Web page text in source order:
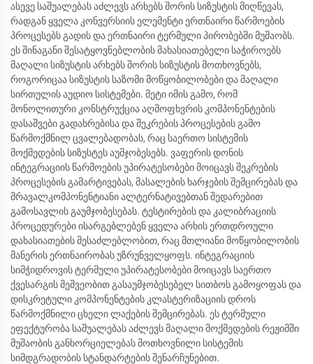
ასევე საშუალებას აძლევს არხებს შორის სიზუსტის მიღწევას,
რადგან ყველა კონვერსიის ელემენტი ერთნაირი წარმოების
პროცესებს გადის და ერთნაირი ტერმული პირობებში მუშაობს.
ეს შინაგანი შესატყოვნებლობის მახასიათებელი საჭიროებს
მაღალი სიზუსტის არხებს შორის სიზუსტის მოთხოვნებს,
როგორიცაა სიზუსტის საზომი მოწყობილობები და მაღალი
სირთულის აუდიო სისტემები. მეტი იმის გამო, რომ
მონოლითური კონსტრუქცია აღმოფხვრის კომპონენტების
დასაშვები გადახრებისა და შეკრების პროცესების გამო
წარმოქმნილ ცვალებადობას, რაც საერთო სისტემის
მოქმედების სიზუსტეს აუმჯობესებს. ვაფერის დონის
ინტეგრაციის წარმოების უპირატესობები მოიცავს შეკრების
პროცესების გამარტივებას, მასალების ხარჯების შემცირებას და
მრავალკომპონენტიანი ალტერნატივებთან შედარებით
გამოსავლის გაუმჯობესებას. ტესტირების და კალიბრაციის
პროცედურები ისარგებლებენ ყველა არხის ერთდროული
დახასიათების შესაძლებლობით, რაც მთლიანი მოწყობილობის
მანერის ერთნაირობას უზრუნველყოფს. ინტეგრაციის
სიმჭიდროვის ტერმული უპირატესობები მოიცავს საერთო
ქვესარგის მეშვეობით გასაუმჯობესებელ სითბოს გამოყოფას და
დისკრეტული კომპონენტების კლასტერიზაციის დროს
წარმოქმნილი ცხელი ლაქების შემცირებას. ეს ტერმული
ეფექტურობა საშუალებას აძლევს მაღალი მოქმედების რეჟიმში
მუშაობის განხორციელებას მოთხოვნილი სისტემის
სიმდგრადობის სტანდარტების შენარჩუნებით.